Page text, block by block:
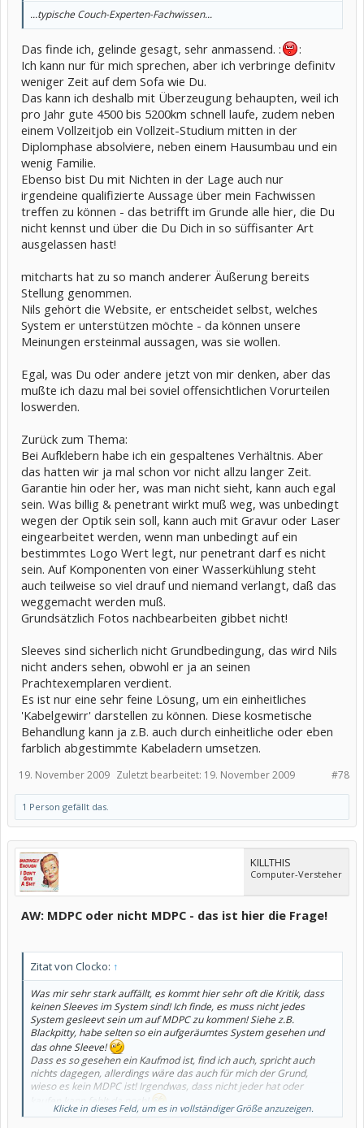
...typische Couch-Experten-Fachwissen...
Das finde ich, gelinde gesagt, sehr anmassend. :
:
Ich kann nur für mich sprechen, aber ich verbringe definitv
weniger Zeit auf dem Sofa wie Du.
Das kann ich deshalb mit Überzeugung behaupten, weil ich
pro Jahr gute 4500 bis 5200km schnell laufe, zudem neben
einem Vollzeitjob ein Vollzeit-Studium mitten in der
Diplomphase absolviere, neben einem Hausumbau und ein
wenig Familie.
Ebenso bist Du mit Nichten in der Lage auch nur
irgendeine qualifizierte Aussage über mein Fachwissen
treffen zu können - das betrifft im Grunde alle hier, die Du
nicht kennst und über die Du Dich in so süffisanter Art
ausgelassen hast!
mitcharts hat zu so manch anderer Äußerung bereits
Stellung genommen.
Nils gehört die Website, er entscheidet selbst, welches
System er unterstützen möchte - da können unsere
Meinungen ersteinmal aussagen, was sie wollen.
Egal, was Du oder andere jetzt von mir denken, aber das
mußte ich dazu mal bei soviel offensichtlichen Vorurteilen
loswerden.
Zurück zum Thema:
Bei Aufklebern habe ich ein gespaltenes Verhältnis. Aber
das hatten wir ja mal schon vor nicht allzu langer Zeit.
Garantie hin oder her, was man nicht sieht, kann auch egal
sein. Was billig & penetrant wirkt muß weg, was unbedingt
wegen der Optik sein soll, kann auch mit Gravur oder Laser
eingearbeitet werden, wenn man unbedingt auf ein
bestimmtes Logo Wert legt, nur penetrant darf es nicht
sein. Auf Komponenten von einer Wasserkühlung steht
auch teilweise so viel drauf und niemand verlangt, daß das
weggemacht werden muß.
Grundsätzlich Fotos nachbearbeiten gibbet nicht!
Sleeves sind sicherlich nicht Grundbedingung, das wird Nils
nicht anders sehen, obwohl er ja an seinen
Prachtexemplaren verdient.
Es ist nur eine sehr feine Lösung, um ein einheitliches
'Kabelgewirr' darstellen zu können. Diese kosmetische
Behandlung kann ja z.B. auch durch einheitliche oder eben
farblich abgestimmte Kabeladern umsetzen.
#78
19. November 2009 Zuletzt bearbeitet: 19. November 2009
1 Person gefällt das.
KILLTHIS
Computer-Versteher
AW: MDPC oder nicht MDPC - das ist hier die Frage!
Zitat von Clocko: ↑
Was mir sehr stark auffällt, es kommt hier sehr oft die Kritik, dass
keinen Sleeves im System sind! Ich finde, es muss nicht jedes
System gesleevt sein um auf MDPC zu kommen! Siehe z.B.
Blackpitty, habe selten so ein aufgeräumtes System gesehen und
das ohne Sleeve!
Dass es so gesehen ein Kaufmod ist, find ich auch, spricht auch
nichts dagegen, allerdings wäre das auch für mich der Grund,
wieso es kein MDPC ist! Irgendwas, dass nicht jeder hat oder
Was die Herstellerlogos angeht, das finde ich jetzt persönlich nicht
Klicke in dieses Feld, um es in vollständiger Größe anzuzeigen.